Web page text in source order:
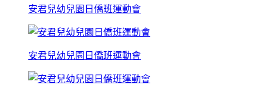
安君兒幼兒園日僑班運動會
安君兒幼兒園日僑班運動會